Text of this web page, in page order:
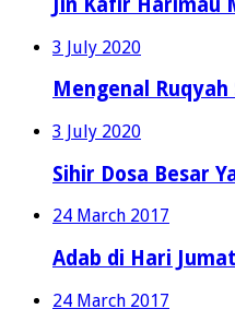
Jin Kafir Harimau
3 July 2020
Mengenal Ruqyah
3 July 2020
Sihir Dosa Besar
24 March 2017
Adab di Hari Jumat
24 March 2017